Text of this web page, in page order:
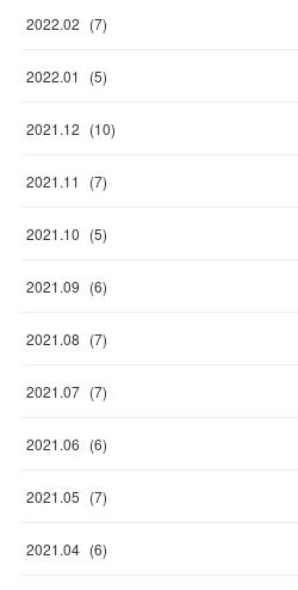
2022.02 (7)
2022.01 (5)
2021.12 (10)
2021.11 (7)
2021.10 (5)
2021.09 (6)
2021.08 (7)
2021.07 (7)
2021.06 (6)
2021.05 (7)
2021.04 (6)